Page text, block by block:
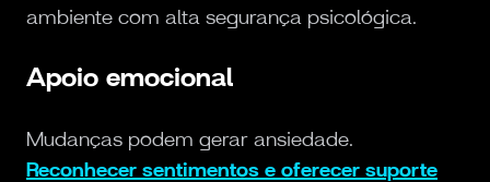
ambiente com alta segurança psicológica.
Apoio emocional
Mudanças podem gerar ansiedade.
Reconhecer sentimentos e oferecer suporte